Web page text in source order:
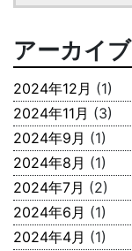
アーカイブ
2024年12月 (1)
2024年11月 (3)
2024年9月 (1)
2024年8月 (1)
2024年7月 (2)
2024年6月 (1)
2024年4月 (1)